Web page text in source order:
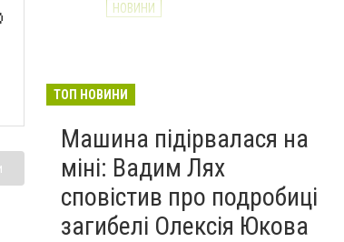
НОВИНИ
долучилися до відбудови
НОВИНИ
ТОП НОВИНИ
Машина підірвалася на
міні: Вадим Лях
сповістив про подробиці
загибелі Олексія Юкова